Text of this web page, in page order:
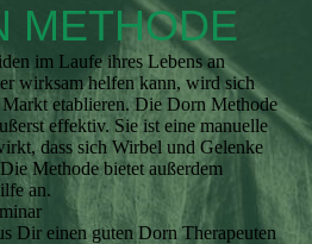
METHODE
im Laufe ihres Lebens an
wirksam helfen kann, wird sich
etablieren. Die Dorn Methode
effektiv. Sie ist eine manuelle
dass sich Wirbel und Gelenke
Methode bietet außerdem
an.
Dir einen guten Dorn Therapeuten